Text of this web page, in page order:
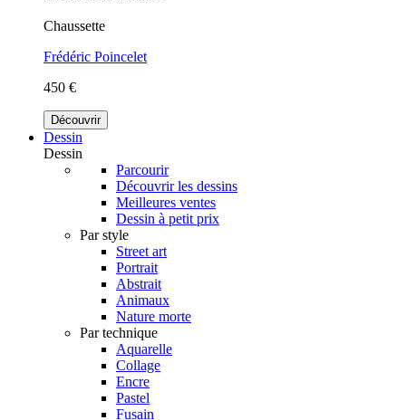
Chaussette
Frédéric Poincelet
450 €
Découvrir
Dessin
Dessin
Parcourir
Découvrir les dessins
Meilleures ventes
Dessin à petit prix
Par style
Street art
Portrait
Abstrait
Animaux
Nature morte
Par technique
Aquarelle
Collage
Encre
Pastel
Fusain